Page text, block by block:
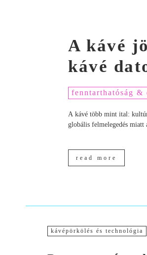
A kávé
kávé
fenntarthatóság &
A kávé több mint ital:
globális felmelegedés miatt
read more
kávépörkölés és technológia